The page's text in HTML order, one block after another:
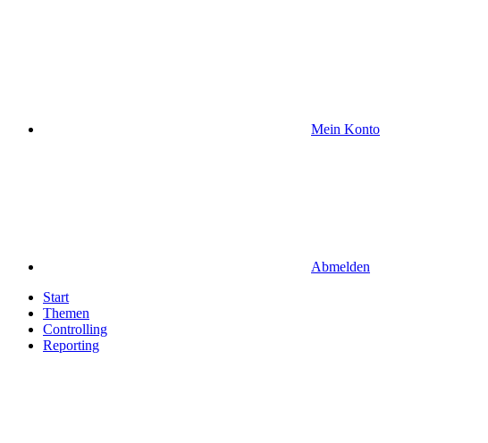
Mein Konto
Abmelden
Start
Themen
Controlling
Reporting